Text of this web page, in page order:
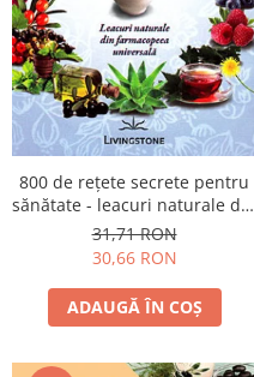
800 de reţete secrete pentru
sănătate - leacuri naturale din
farmacopeea universală
31,71 RON
30,66 RON
ADAUGĂ ÎN COȘ